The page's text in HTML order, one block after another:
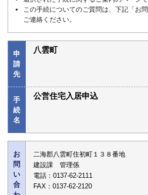
利用上の注意
よくあるご質問
この手続についてのご質問は、下記「お
ご連絡ください。
申
請
先
八雲町
手
続
名
公営住宅入居申込
お
問
い
合
二海郡八雲町住初町１３８番地
建設課 管理係
電話：0137-62-2111
FAX：0137-62-2120